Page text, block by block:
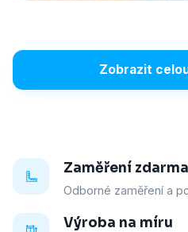
Zobrazit
Zaměření zdarma
Odborné zaměření a
Výroba na míru